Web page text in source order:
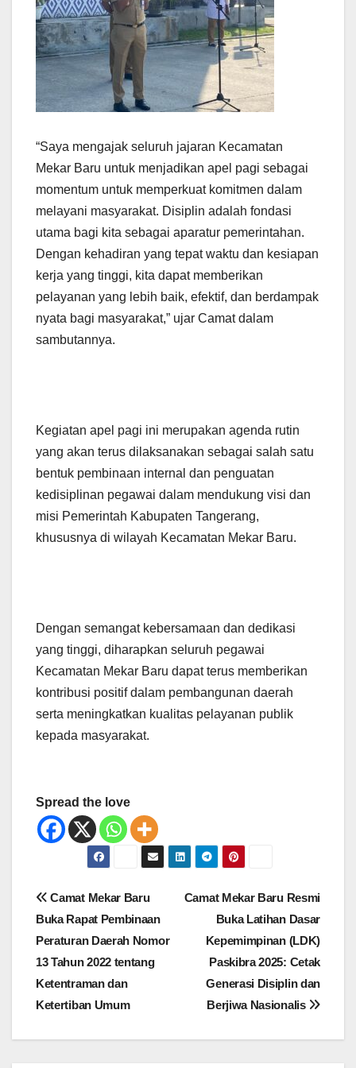
“Saya mengajak seluruh jajaran Kecamatan
Mekar Baru untuk menjadikan apel pagi sebagai
momentum untuk memperkuat komitmen dalam
melayani masyarakat. Disiplin adalah fondasi
utama bagi kita sebagai aparatur pemerintahan.
Dengan kehadiran yang tepat waktu dan kesiapan
kerja yang tinggi, kita dapat memberikan
pelayanan yang lebih baik, efektif, dan berdampak
nyata bagi masyarakat,” ujar Camat dalam
sambutannya.
Kegiatan apel pagi ini merupakan agenda rutin
yang akan terus dilaksanakan sebagai salah satu
bentuk pembinaan internal dan penguatan
kedisiplinan pegawai dalam mendukung visi dan
misi Pemerintah Kabupaten Tangerang,
khususnya di wilayah Kecamatan Mekar Baru.
Dengan semangat kebersamaan dan dedikasi
yang tinggi, diharapkan seluruh pegawai
Kecamatan Mekar Baru dapat terus memberikan
kontribusi positif dalam pembangunan daerah
serta meningkatkan kualitas pelayanan publik
kepada masyarakat.
Spread the love
Navigasi
Camat Mekar Baru Resmi
Buka Latihan Dasar
Kepemimpinan (LDK)
Paskibra 2025: Cetak
Generasi Disiplin dan
Berjiwa Nasionalis
Camat Mekar Baru
Buka Rapat Pembinaan
Peraturan Daerah Nomor
13 Tahun 2022 tentang
Ketentraman dan
Ketertiban Umum